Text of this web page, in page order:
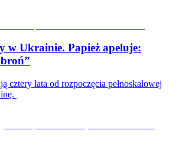
w Ukrainie. Papież apeluje:
cztery lata od rozpoczęcia pełnoskalowej